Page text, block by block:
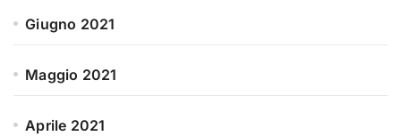
Giugno 2021
Maggio 2021
Aprile 2021